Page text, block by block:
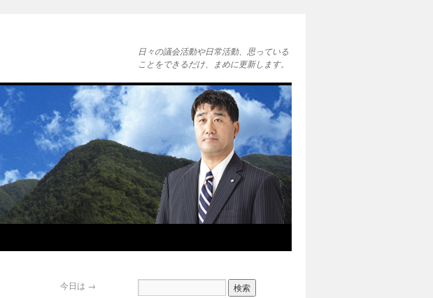
日々の議会活動や日常活動、思っている
ことをできるだけ、まめに更新します。
今日は →